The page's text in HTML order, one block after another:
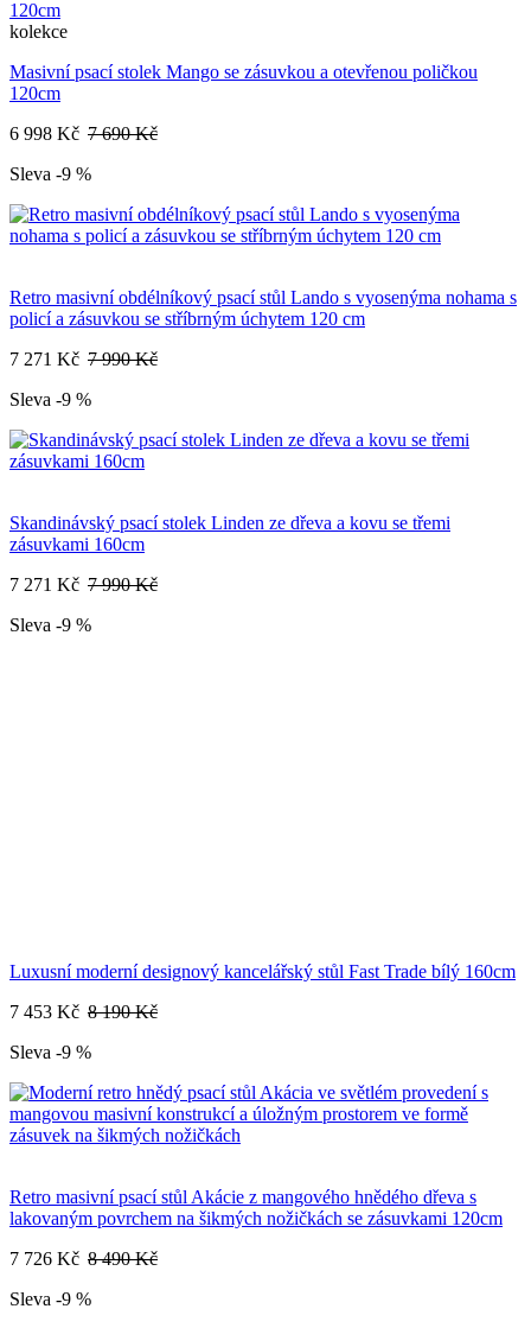
kolekce
Masivní psací stolek Mango se zásuvkou a otevřenou poličkou
120cm
6 998 Kč 7 690 Kč
Sleva -9 %
Retro masivní obdélníkový psací stůl Lando s vyosenýma nohama s
policí a zásuvkou se stříbrným úchytem 120 cm
7 271 Kč 7 990 Kč
Sleva -9 %
Skandinávský psací stolek Linden ze dřeva a kovu se třemi
zásuvkami 160cm
7 271 Kč 7 990 Kč
Sleva -9 %
Luxusní moderní designový kancelářský stůl Fast Trade bílý 160cm
7 453 Kč 8 190 Kč
Sleva -9 %
Retro masivní psací stůl Akácie z mangového hnědého dřeva s
lakovaným povrchem na šikmých nožičkách se zásuvkami 120cm
7 726 Kč 8 490 Kč
Sleva -9 %